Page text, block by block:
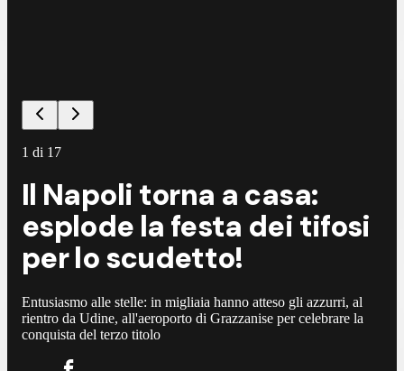
1 di 17
Il Napoli torna a casa:
esplode la festa dei tifosi
per lo scudetto!
Entusiasmo alle stelle: in migliaia hanno atteso gli azzurri, al
rientro da Udine, all'aeroporto di Grazzanise per celebrare la
conquista del terzo titolo